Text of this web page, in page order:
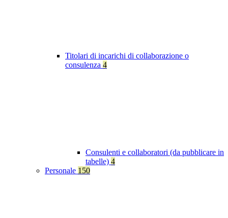
Titolari di incarichi di collaborazione o
consulenza 4
Consulenti e collaboratori (da pubblicare in
tabelle) 4
Personale 150